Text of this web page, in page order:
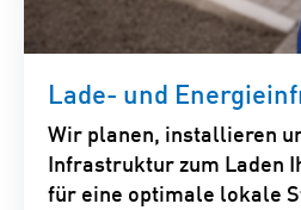
Lade- und
Wir planen, installieren
Infrastruktur zum Laden
für eine optimale lokale